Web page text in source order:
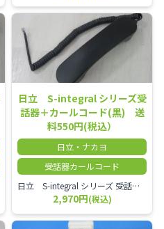
日立 S-integral シリーズ受
話器＋カールコード(黒) 送
料550円(税込）
日立・ナカヨ
受話器カールコード
日立 S-integral シリーズ 受話器＋カールコード セット（黒）／本商品は中古品となります。 写真では分かりにくいキズ・汚れなどの使用感があります。 経年変化で日焼けの色味が強くなる場合がございます。 予めご理解・ご了承頂きますようお願いいたします。
2,970円(税込)